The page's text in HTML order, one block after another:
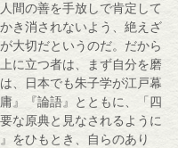
間の善を手放しで肯定して
き消されないよう、絶えざ
大切だというのだ。だから
に立つ者は、まず自分を磨
、日本でも朱子学が江戸幕
』『論語』とともに、「四
な原典と見なされるように
をひもとき、自らのあり